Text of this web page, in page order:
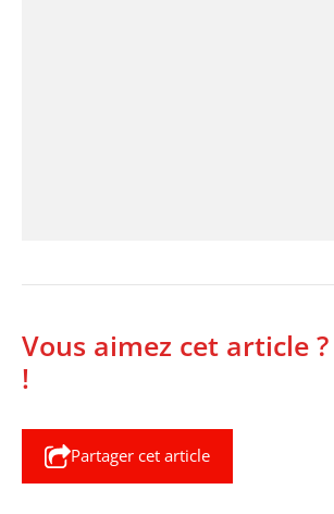
Vous aimez cet article
!
Partager cet article